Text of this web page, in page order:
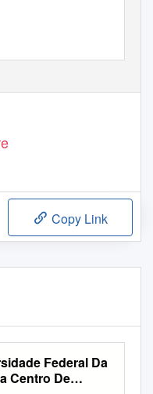
Copy Link
Federal Da
Centro De